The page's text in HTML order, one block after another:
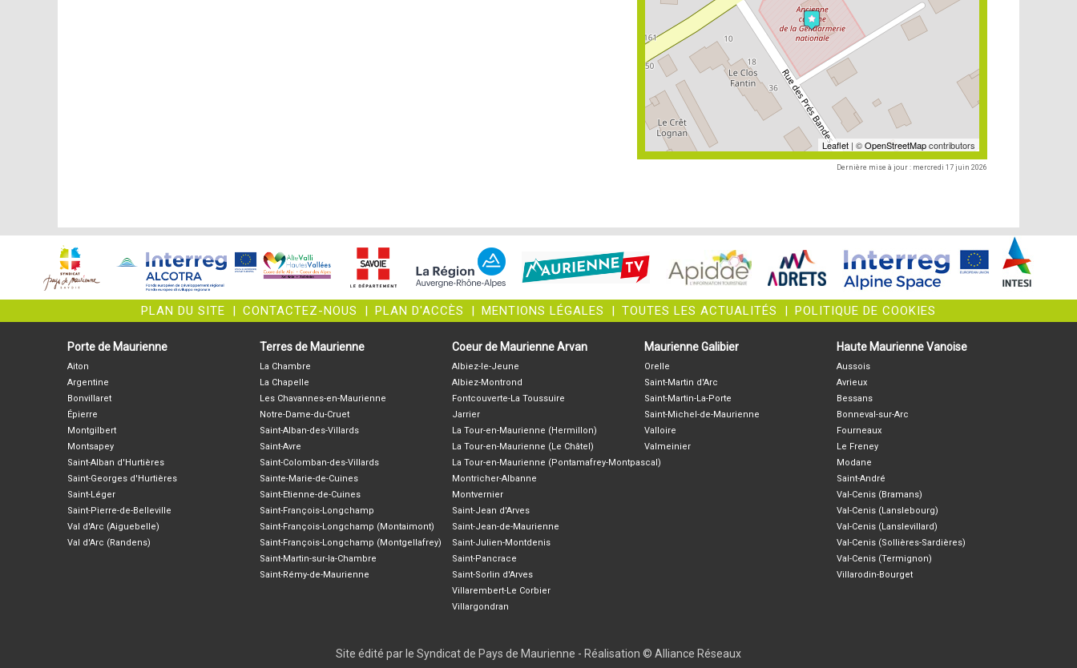
Leaflet| ©OpenStreetMapcontributors
Dernière mise à jour : mercredi 17 juin 2026
PLAN DU SITE | CONTACTEZ-NOUS | PLAN D'ACCÈS | MENTIONS LÉGALES | TOUTES LES ACTUALITÉS | POLITIQUE DE COOKIES
Porte de Maurienne
Aiton
Argentine
Bonvillaret
Épierre
Montgilbert
Montsapey
Saint-Alban d'Hurtières
Saint-Georges d'Hurtières
Saint-Léger
Saint-Pierre-de-Belleville
Val d'Arc (Aiguebelle)
Val d'Arc (Randens)
Terres de Maurienne
La Chambre
La Chapelle
Les Chavannes-en-Maurienne
Notre-Dame-du-Cruet
Saint-Alban-des-Villards
Saint-Avre
Saint-Colomban-des-Villards
Sainte-Marie-de-Cuines
Saint-Etienne-de-Cuines
Saint-François-Longchamp
Saint-François-Longchamp (Montaimont)
Saint-François-Longchamp (Montgellafrey)
Saint-Martin-sur-la-Chambre
Saint-Rémy-de-Maurienne
Coeur de Maurienne Arvan
Albiez-le-Jeune
Albiez-Montrond
Fontcouverte-La Toussuire
Jarrier
La Tour-en-Maurienne (Hermillon)
La Tour-en-Maurienne (Le Châtel)
La Tour-en-Maurienne (Pontamafrey-Montpascal)
Montricher-Albanne
Montvernier
Saint-Jean d'Arves
Saint-Jean-de-Maurienne
Saint-Julien-Montdenis
Saint-Pancrace
Saint-Sorlin d'Arves
Villarembert-Le Corbier
Villargondran
Maurienne Galibier
Orelle
Saint-Martin d'Arc
Saint-Martin-La-Porte
Saint-Michel-de-Maurienne
Valloire
Valmeinier
Haute Maurienne Vanoise
Aussois
Avrieux
Bessans
Bonneval-sur-Arc
Fourneaux
Le Freney
Modane
Saint-André
Val-Cenis (Bramans)
Val-Cenis (Lanslebourg)
Val-Cenis (Lanslevillard)
Val-Cenis (Sollières-Sardières)
Val-Cenis (Termignon)
Villarodin-Bourget
Site édité par le Syndicat de Pays de Maurienne - Réalisation © Alliance Réseaux